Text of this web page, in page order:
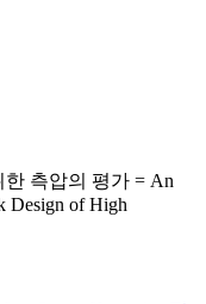
측압의 평가 = An
Design of High